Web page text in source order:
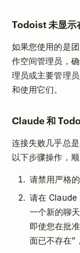
Todoist 未显示
如果您使用的是
作空间管理员，
理员或主要管理
和使用它们。
Claude 和
连接失败几乎总
以下步骤操作，
请禁用严格
请在 Claude
一个新的聊
即使您在批
面已不存在”